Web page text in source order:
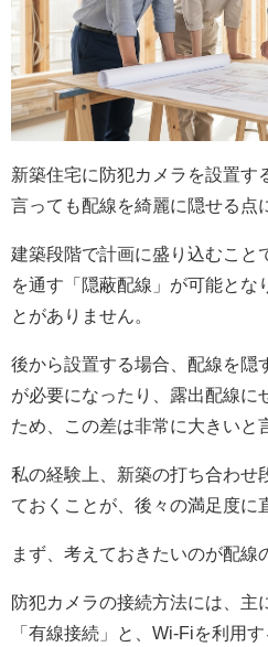
新築住宅に防犯カメラを設置す
言っても配線を綺麗に隠せる点
建築段階で計画に盛り込むこと
を通す「隠蔽配線」が可能とな
とがありません。
後から設置する場合、配線を隠
が必要になったり、露出配線に
ため、この差は非常に大きいと
私の経験上、新築の打ち合わせ
ておくことが、後々の満足度に
まず、考えておきたいのが配線
防犯カメラの接続方法には、主
「有線接続」と、Wi-Fiを利用